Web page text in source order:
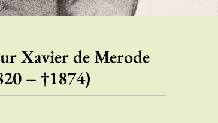
Xavier de Merode
– †1874)